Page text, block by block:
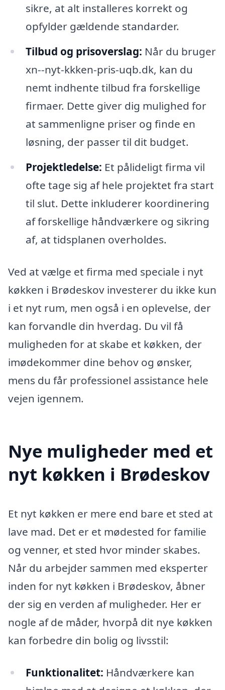
sikre, at alt installeres korrekt og
opfylder gældende standarder.
Tilbud og prisoverslag: Når du bruger
xn--nyt-kkken-pris-uqb.dk, kan du
nemt indhente tilbud fra forskellige
firmaer. Dette giver dig mulighed for
at sammenligne priser og finde en
løsning, der passer til dit budget.
Projektledelse: Et pålideligt firma vil
ofte tage sig af hele projektet fra start
til slut. Dette inkluderer koordinering
af forskellige håndværkere og sikring
af, at tidsplanen overholdes.
Ved at vælge et firma med speciale i nyt
køkken i Brødeskov investerer du ikke kun
i et nyt rum, men også i en oplevelse, der
kan forvandle din hverdag. Du vil få
muligheden for at skabe et køkken, der
imødekommer dine behov og ønsker,
mens du får professionel assistance hele
vejen igennem.
Nye muligheder med et
nyt køkken i Brødeskov
Et nyt køkken er mere end bare et sted at
lave mad. Det er et mødested for familie
og venner, et sted hvor minder skabes.
Når du arbejder sammen med eksperter
inden for nyt køkken i Brødeskov, åbner
der sig en verden af muligheder. Her er
nogle af de måder, hvorpå dit nye køkken
kan forbedre din bolig og livsstil:
Funktionalitet: Håndværkere kan